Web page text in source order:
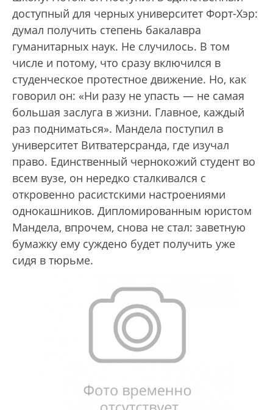
доступный для черных университет Форт-Хэр:
думал получить степень бакалавра
гуманитарных наук. Не случилось. В том
числе и потому, что сразу включился в
студенческое протестное движение. Но, как
говорил он: «Ни разу не упасть — не самая
большая заслуга в жизни. Главное, каждый
раз подниматься». Мандела поступил в
университет Витватерсранда, где изучал
право. Единственный чернокожий студент во
всем вузе, он нередко сталкивался с
откровенно расистскими настроениями
однокашников. Дипломированным юристом
Мандела, впрочем, снова не стал: заветную
бумажку ему суждено будет получить уже
сидя в тюрьме.